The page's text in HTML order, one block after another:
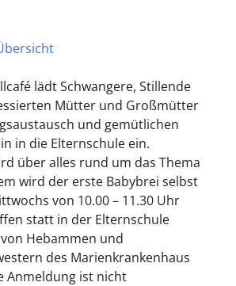
lädt Schwangere, Stillende
Mütter und Großmütter
und gemütlichen
in die Elternschule ein.
über alles rund um das Thema
wird der erste Babybrei selbst
von 10.00 – 11.30 Uhr
statt in der Elternschule
Hebammen und
des Marienkrankenhaus
Anmeldung ist nicht